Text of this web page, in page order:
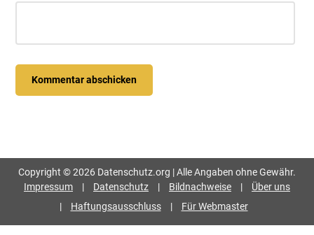
Copyright © 2026 Datenschutz.org | Alle Angaben ohne Gewähr.
Impressum
| Datenschutz | Bildnachweise |
Über uns
|
Haftungsausschluss | Für Webmaster